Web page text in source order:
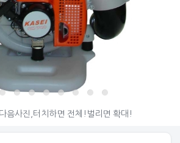
© 아그리즈
음사진,터치하면 전체!벌리면 확대!